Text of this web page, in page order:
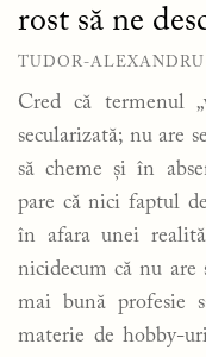
rost să ne
TUDOR-ALEXANDRU
Cred că termenul
secularizată; nu are
să cheme și în
pare că nici faptul
în afara unei
nicidecum că nu are
mai bună profesie
materie de hobby-